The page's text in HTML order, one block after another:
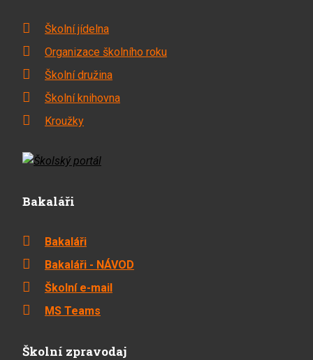
Školní jídelna
Organizace školního roku
Školní družina
Školní knihovna
Kroužky
Bakaláři
Bakaláři
Bakaláři - NÁVOD
Školní e-mail
MS Teams
Školní zpravodaj